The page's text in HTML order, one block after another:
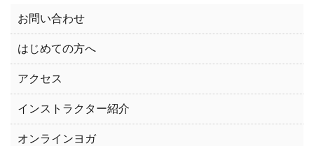
お問い合わせ
はじめての方へ
アクセス
インストラクター紹介
オンラインヨガ